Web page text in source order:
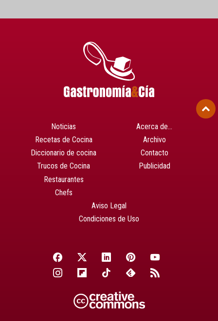
Noticias
Recetas de Cocina
Diccionario de cocina
Trucos de Cocina
Restaurantes
Chefs
Acerca de…
Archivo
Contacto
Publicidad
Aviso Legal
Condiciones de Uso